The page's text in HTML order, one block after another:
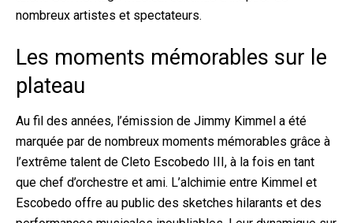
nombreux artistes et spectateurs.
Les moments mémorables sur le
plateau
Au fil des années, l’émission de Jimmy Kimmel a été
marquée par de nombreux moments mémorables grâce à
l’extrême talent de Cleto Escobedo III, à la fois en tant
que chef d’orchestre et ami. L’alchimie entre Kimmel et
Escobedo offre au public des sketches hilarants et des